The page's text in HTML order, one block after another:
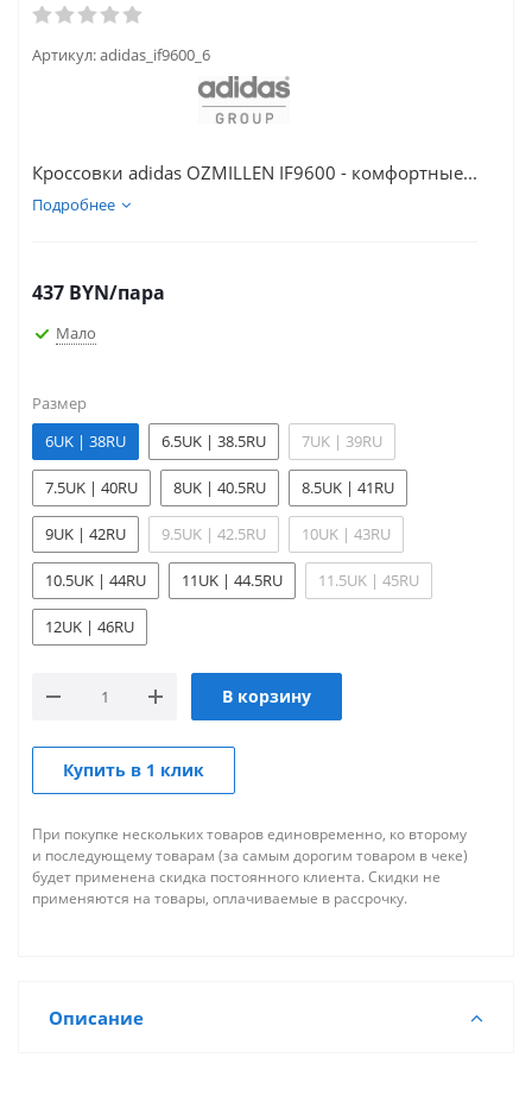
Артикул:adidas_if9600_6
Кроссовки adidas OZMILLEN IF9600 - комфортные...
Подробнее
437 BYN/пара
Мало
Размер
6UK | 38RU
6.5UK | 38.5RU 7UK | 39RU
7.5UK | 40RU 8UK | 40.5RU 8.5UK | 41RU
9UK | 42RU 9.5UK | 42.5RU 10UK | 43RU
10.5UK | 44RU 11UK | 44.5RU 11.5UK | 45RU
12UK | 46RU
В корзину
Купить в 1 клик
При покупке нескольких товаров единовременно, ко второму
и последующему товарам (за самым дорогим товаром в чеке)
будет применена скидка постоянного клиента. Скидки не
применяются на товары, оплачиваемые в рассрочку.
Описание